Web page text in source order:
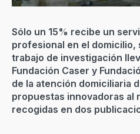
Sólo un 15% recibe un
profesional en el domicilio,
trabajo de investigación
Fundación Caser y
de la atención domiciliaria
propuestas innovadoras al
recogidas en dos